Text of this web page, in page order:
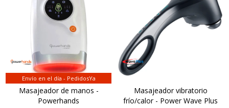
Envío en el día - PedidosYa
Masajeador de manos -
Powerhands
Masajeador vibratorio
frío/calor - Power Wave Plus